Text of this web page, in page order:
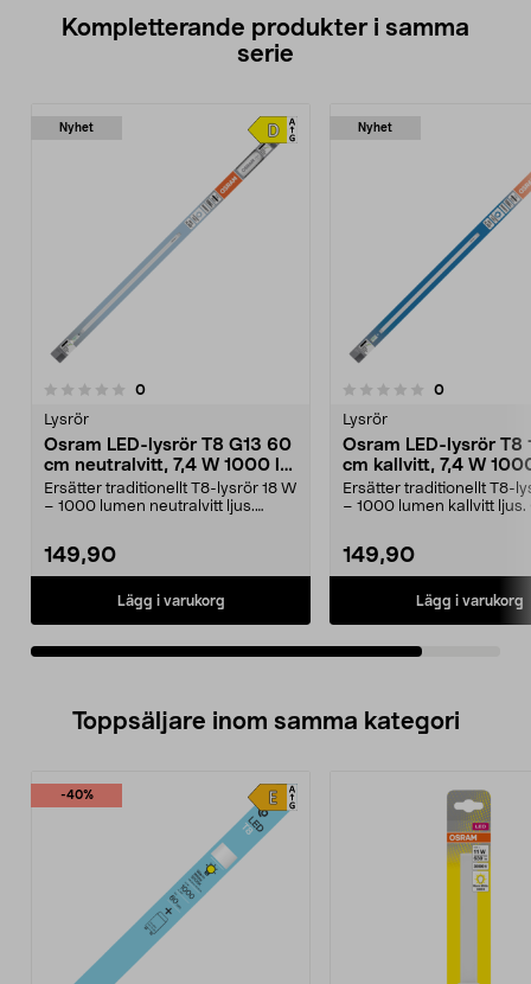
Kompletterande produkter i samma
serie
Nyhet
0recensioner
Lysrör
Osram LED-lysrör T8 G13 60
cm neutralvitt, 7,4 W 1000 lm
4000 K
Ersätter traditionellt T8-lysrör 18 W
– 1000 lumen neutralvitt ljus.
149,90
Lägg i varukorg
Nyhet
0.0 av 5 stjärnor 0recensioner
Lysrör
Osram LED-lysrör T8
cm kallvitt, 7,4 W
6500 K
Ersätter traditionellt T8-
– 1000 lumen kallvitt ljus.
149,90
Lägg i varukorg
Toppsäljare inom samma kategori
-40%